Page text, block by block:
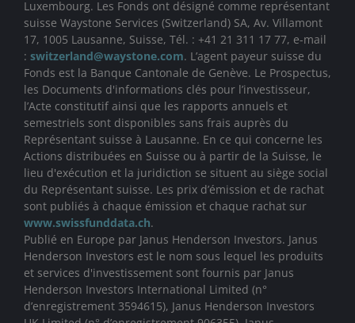
Luxembourg. Les Fonds ont désigné comme représentant
suisse Waystone Services (Switzerland) SA, Av. Villamont
17, 1005 Lausanne, Suisse, Tél. : +41 21 311 17 77, e-mail
: switzerland@waystone.com. L’agent payeur suisse du
Fonds est la Banque Cantonale de Genève. Le Prospectus,
les Documents d'informations clés pour l’investisseur,
l’Acte constitutif ainsi que les rapports annuels et
semestriels sont disponibles sans frais auprès du
Représentant suisse à Lausanne. En ce qui concerne les
Actions distribuées en Suisse ou à partir de la Suisse, le
lieu d'exécution et la juridiction se situent au siège social
du Représentant suisse. Les prix d’émission et de rachat
sont publiés à chaque émission et chaque rachat sur
www.swissfunddata.ch.
Publié en Europe par Janus Henderson Investors. Janus
Henderson Investors est le nom sous lequel les produits
et services d'investissement sont fournis par Janus
Henderson Investors International Limited (n°
d’enregistrement 3594615), Janus Henderson Investors